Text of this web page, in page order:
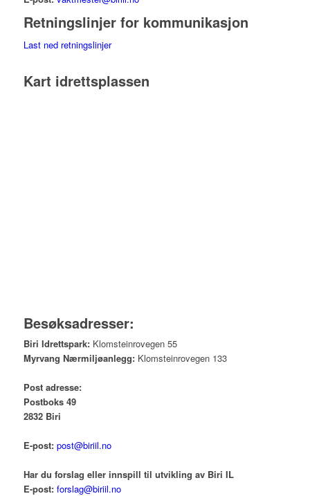
Retningslinjer for kommunikasjon
Last ned retningslinjer
Kart idrettsplassen
Besøksadresser:
Biri Idrettspark:Klomsteinrovegen 55
Myrvang Nærmiljøanlegg:Klomsteinrovegen 133
Post adresse:
Postboks 49
2832 Biri
E-post: post@biriil.no
Har du forslag eller innspill til utvikling av Biri IL
E-post: forslag@biriil.no